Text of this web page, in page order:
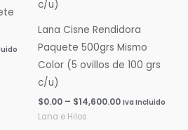
Lana Cisne Rendidora
Paquete 500grs Mismo
Color (5 ovillos de 100 grs
c/u)
$0.00 – $14,600.00 Iva Incluido
Lana e Hilos